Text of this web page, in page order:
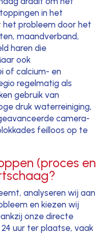
in het
probleem door het
maandverband,
haren die
ook
of calcium- en
regelmatig als
gebruik van
druk waterreiniging,
camera-
feilloos op te
(proces en
analyseren wij aan
en kiezen wij
onze directe
uur ter plaatse, vaak